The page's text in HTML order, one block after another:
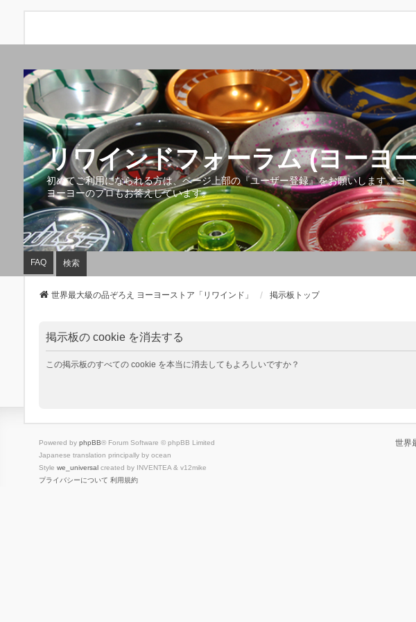
リワインドフォーラム (ヨーヨ
初めてご利用になられる方は、ページ上部の『ユーザー登録』をお願いします。ヨ
ヨーヨーのプロもお答えしています。
FAQ 検索
世界最大級の品ぞろえ ヨーヨーストア「リワインド」 掲示板トップ
掲示板の cookie を消去する
この掲示板のすべての cookie を本当に消去してもよろしいですか？
世界
Powered by phpBB® Forum Software © phpBB Limited
Japanese translation principally by ocean
Style we_universalcreated by INVENTEA & v12mike
プライバシーについて 利用規約